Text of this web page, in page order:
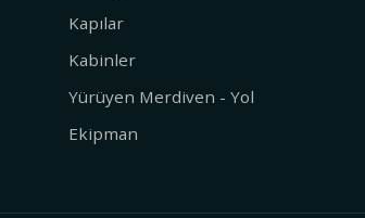
Kapılar
Kabinler
Yürüyen Merdiven - Yol
Ekipman